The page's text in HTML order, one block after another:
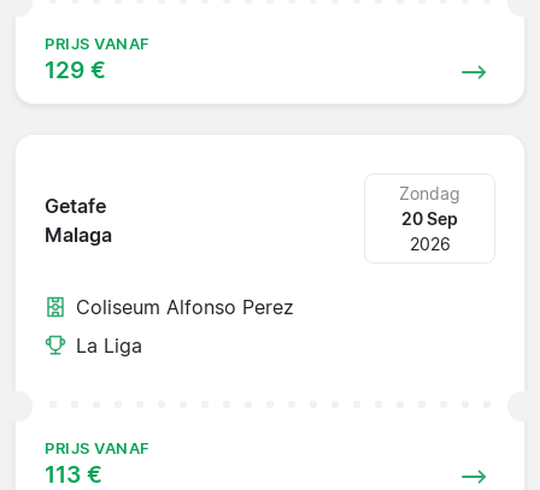
PRIJS VANAF
129 €
Getafe
Malaga
Zondag
20 Sep
2026
Coliseum Alfonso Perez
La Liga
PRIJS VANAF
113 €